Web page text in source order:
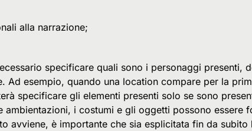
alla narrazione;
specificare quali sono i personaggi presenti,
Ad esempio, quando una location compare per la
specificare gli elementi presenti solo se sono
i costumi e gli oggetti possono essere
avviene, è importante che sia esplicitata fin da